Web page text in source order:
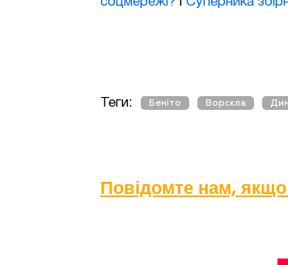
Теги: Беніто Ворскла
Повідомте нам,